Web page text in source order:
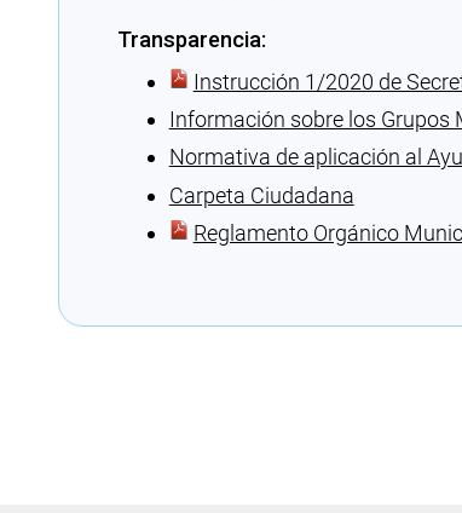
Transparencia:
Instrucción 1/2020 de
Información sobre los Grupos
Normativa de aplicación al
Carpeta Ciudadana
Reglamento Orgánico